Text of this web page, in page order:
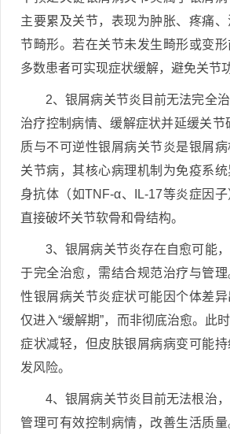
主要累及关节，表现为肿胀、疼痛
节畸形。若在关节未发生畸形或变形
多数患者可实现症状缓解，避免关节
2、银屑病关节炎目前无法完全
治疗控制病情、缓解症状并延缓关节
质与不可逆性银屑病关节炎是银屑
关节病，其核心病理机制为免疫系
身抗体（如TNF-α、IL-17等炎症因子
直接破坏关节软骨和骨结构。
3、银屑病关节炎存在自愈可能
于完全治愈，需结合规范治疗与管
性银屑病关节炎症状可能因个体差
仅进入“缓解期”，而非彻底治愈。此
症状减轻，但皮肤银屑病病变可能
发风险。
4、银屑病关节炎目前无法根治
管理可有效控制病情，改善生活质